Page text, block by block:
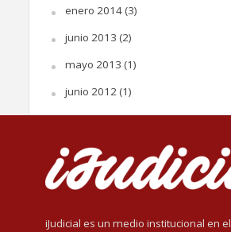
enero 2014(3)
junio 2013 (2)
mayo 2013 (1)
junio 2012(1)
iJudicial es un medio institucional en